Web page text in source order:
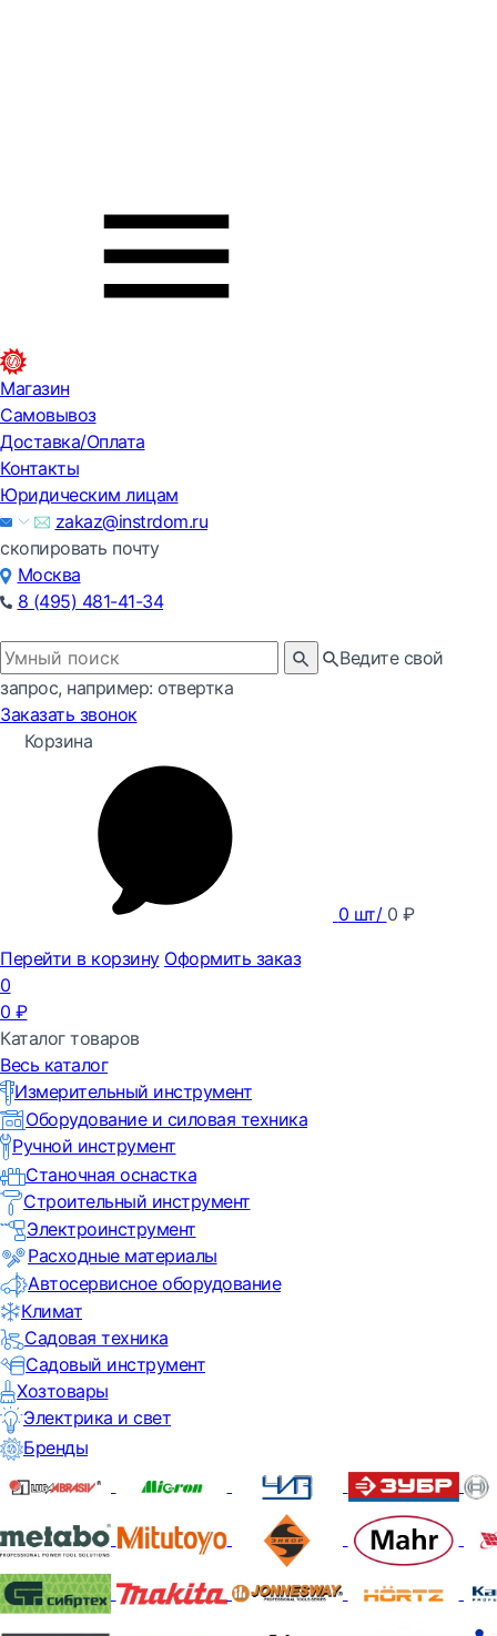
Магазин
Самовывоз
Доставка/Оплата
Контакты
Юридическим лицам
zakaz@instrdom.ru
скопировать почту
Москва
8 (495) 481-41-34
Ведите свой
запрос, например: отвертка
Заказать звонок
Корзина
0 шт/ 0 ₽
Перейти в корзину Оформить заказ
0
0 ₽
Каталог товаров
Весь каталог
Измерительный инструмент
Оборудование и силовая техника
Ручной инструмент
Станочная оснастка
Строительный инструмент
Электроинструмент
Расходные материалы
Автосервисное оборудование
Климат
Садовая техника
Садовый инструмент
Хозтовары
Электрика и свет
Бренды